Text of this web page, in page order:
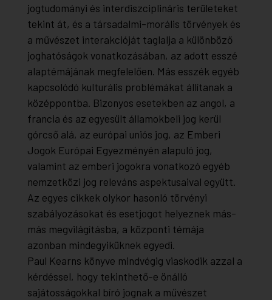
jogtudományi és interdiszciplináris területeket
tekint át, és a társadalmi-morális törvények és
a művészet interakcióját taglalja a különböző
joghatóságok vonatkozásában, az adott esszé
alaptémájának megfelelően. Más esszék egyéb
kapcsolódó kulturális problémákat állítanak a
középpontba. Bizonyos esetekben az angol, a
francia és az egyesült államokbeli jog kerül
górcső alá, az európai uniós jog, az Emberi
Jogok Európai Egyezményén alapuló jog,
valamint az emberi jogokra vonatkozó egyéb
nemzetközi jog releváns aspektusaival együtt.
Az egyes cikkek olykor hasonló törvényi
szabályozásokat és esetjogot helyeznek más-
más megvilágításba, a központi témája
azonban mindegyiküknek egyedi.
Paul Kearns könyve mindvégig viaskodik azzal a
kérdéssel, hogy tekinthető-e önálló
sajátosságokkal bíró jognak a művészet